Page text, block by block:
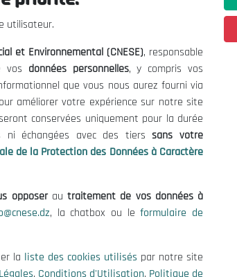
contact@cnese.dz
Suggestions ou Initiatives ?
Newsletter
Inscrivez-vous, soyez le premier à
nos dernières nouvelles.
Suivez-Nous!
Économique, Social et Environnemental
utilisateur.
et Environnemental (CNESE), responsable
vos données personnelles, y compris vos
que vous nous aurez fourni via
améliorer votre expérience sur notre site
conservées uniquement pour la durée
ni échangées avec des tierssans votre
de la Protection des Données à Caractère
opposerautraitement de vos données à
, la chatbox ou leformulaire de
la liste des cookies utilisés par notre site
, Conditions d'Utilisation, Politique de